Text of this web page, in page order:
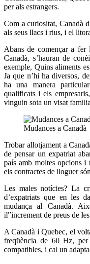
per als estrangers.
Com a curiositat, Canadà
als seus llacs i rius, i el
Abans de començar a fer
Canadà, s’hauran de
exemple, Quins aliments
Ja que n’hi ha diversos,
ha una manera
qualificats i els
vinguin sota un visat
Mudances a Canadà
Trobar allotjament a
de pensar un expatriat
país amb moltes opcions i
els contractes de lloguer
Les males notícies? La
d’expatriats que en les
mudança al Canadà.
il‟increment de preus de
A Canadà i Quebec, el
freqüència de 60 Hz,
compatibles, i cal un